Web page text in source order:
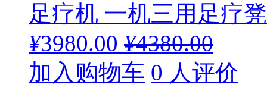
足疗机 一机三用足疗
¥3980.00 ¥4380.00
加入购物车 0 人评价